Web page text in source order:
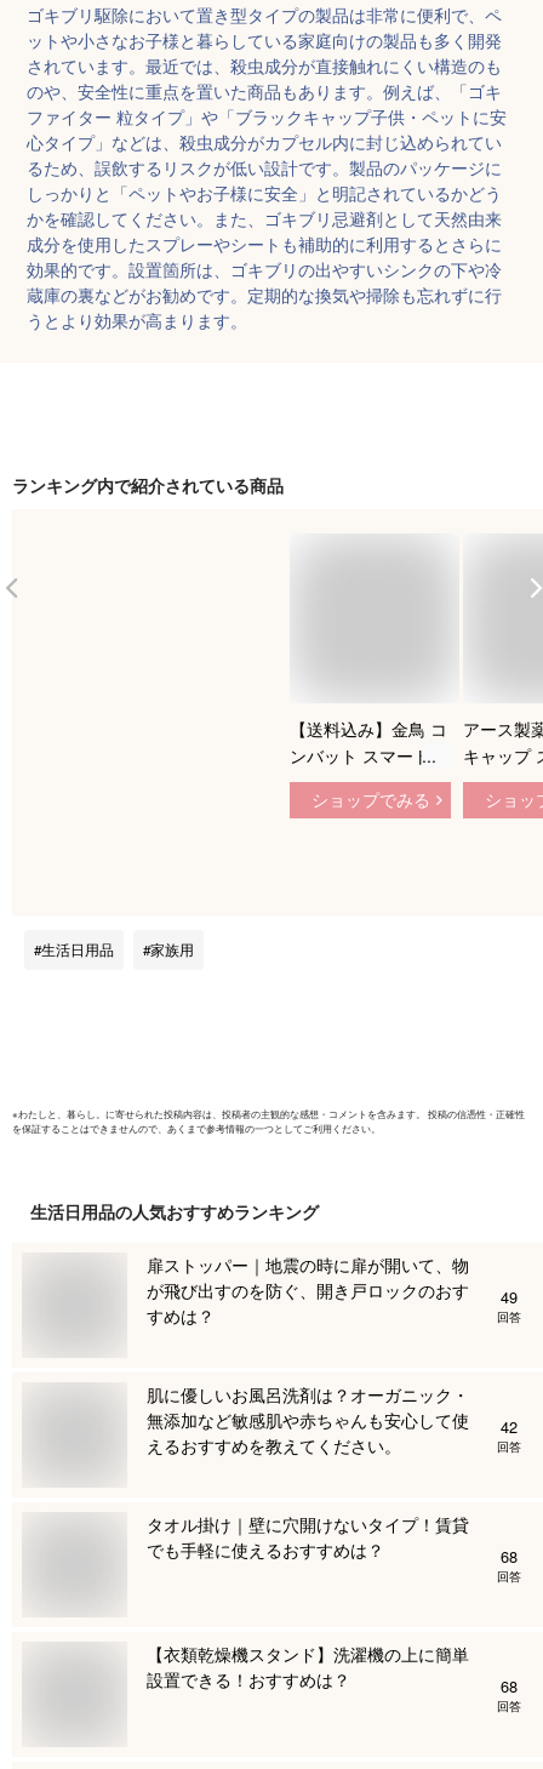
ゴキブリ駆除において置き型タイプの製品は非常に便利で、ペ
ットや小さなお子様と暮らしている家庭向けの製品も多く開発
されています。最近では、殺虫成分が直接触れにくい構造のも
のや、安全性に重点を置いた商品もあります。例えば、「ゴキ
ファイター 粒タイプ」や「ブラックキャップ子供・ペットに安
心タイプ」などは、殺虫成分がカプセル内に封じ込められてい
るため、誤飲するリスクが低い設計です。製品のパッケージに
しっかりと「ペットやお子様に安全」と明記されているかどう
かを確認してください。また、ゴキブリ忌避剤として天然由来
成分を使用したスプレーやシートも補助的に利用するとさらに
効果的です。設置箇所は、ゴキブリの出やすいシンクの下や冷
蔵庫の裏などがお勧めです。定期的な換気や掃除も忘れずに行
うとより効果が高まります。
ランキング内で紹介されている商品
【送料込み】金鳥 コ
ンバット スマートタ
イプ ゴキブリ 駆除 1
年用 20個入
ショップでみる
アース製
キャップ
16個入
ゴキブリ
ショッ
生活日用品 家族用
※わたしと、暮らし。 に寄せられた投稿内容は、投稿者の主観的な感想・コメントを含みます。 投稿の信憑性・正確性
を保証することはできませんので、あくまで参考情報の一つとしてご利用ください。
生活日用品の人気おすすめランキング
扉ストッパー｜地震の時に扉が開いて、物
が飛び出すのを防ぐ、開き戸ロックのおす
すめは？
49
回答
肌に優しいお風呂洗剤は？オーガニック・
無添加など敏感肌や赤ちゃんも安心して使
えるおすすめを教えてください。
42
回答
タオル掛け｜壁に穴開けないタイプ！賃貸
でも手軽に使えるおすすめは？
68
回答
【衣類乾燥機スタンド】洗濯機の上に簡単
設置できる！おすすめは？
68
回答